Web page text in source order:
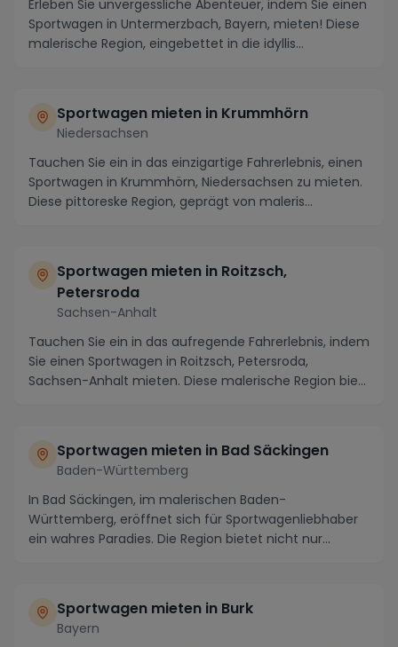
Erleben Sie unvergessliche Abenteuer, indem Sie einen
Sportwagen in Untermerzbach, Bayern, mieten! Diese
malerische Region, eingebettet in die idyllis...
Sportwagen mieten in Krummhörn
Niedersachsen
Tauchen Sie ein in das einzigartige Fahrerlebnis, einen
Sportwagen in Krummhörn, Niedersachsen zu mieten.
Diese pittoreske Region, geprägt von maleris...
Sportwagen mieten in Roitzsch,
Petersroda
Sachsen-Anhalt
Tauchen Sie ein in das aufregende Fahrerlebnis, indem
Sie einen Sportwagen in Roitzsch, Petersroda,
Sachsen-Anhalt mieten. Diese malerische Region bie...
Sportwagen mieten in Bad Säckingen
Baden-Württemberg
In Bad Säckingen, im malerischen Baden-
Württemberg, eröffnet sich für Sportwagenliebhaber
ein wahres Paradies. Die Region bietet nicht nur
Sportwagen mieten in Burk
Bayern